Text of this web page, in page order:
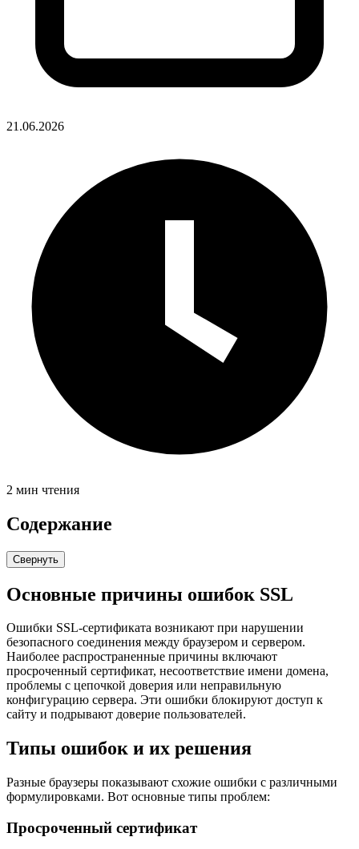
21.06.2026
2 мин чтения
Содержание
Свернуть
Основные причины ошибок SSL
Ошибки SSL-сертификата возникают при нарушении
безопасного соединения между браузером и сервером.
Наиболее распространенные причины включают
просроченный сертификат, несоответствие имени домена,
проблемы с цепочкой доверия или неправильную
конфигурацию сервера. Эти ошибки блокируют доступ к
сайту и подрывают доверие пользователей.
Типы ошибок и их решения
Разные браузеры показывают схожие ошибки с различными
формулировками. Вот основные типы проблем:
Просроченный сертификат